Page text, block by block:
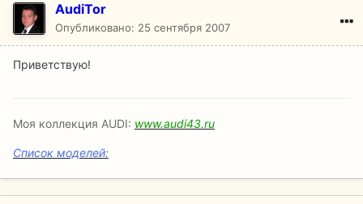
AudiTor
Опубликовано: 25 сентября 2007
Приветствую!
Моя коллекция AUDI: www.audi43.ru
Список моделей: